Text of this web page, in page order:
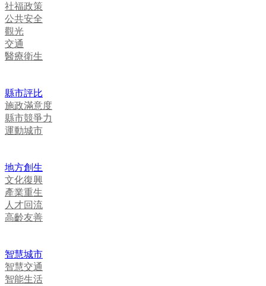
社福政策
公共安全
觀光
交通
醫療衛生
縣市評比
施政滿意度
縣市競爭力
運動城市
地方創生
文化復興
產業重生
人才回流
高齡友善
智慧城市
智慧交通
智能生活